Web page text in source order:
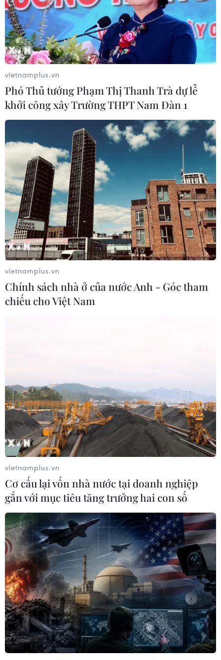
TIN CÙNG CHUYÊN MỤC
Cơ cấu lại vốn nhà nước tại doanh
nghiệp gắn với mục tiêu tăng trưởng
hai con số
07/08/2026 13:16
Bộ Tài chính: Thống nhất bốn
Chương trình mục tiêu quốc gia
thành một tổng thể
07/08/2026 13:06
Tháo gỡ dứt điểm vướng mắc hiện
hữu dự án Nhà máy điện hạt nhân
Ninh Thuận
07/08/2026 09:27
Masterise Homes đồng hành cùng
khách hàng trên toàn quốc với giải
vietnamplus.vn
Phó Thủ tướng Phạm Thị Thanh Trà dự lễ
khởi công xây Trường THPT Nam Đàn 1
vietnamplus.vn
Chính sách nhà ở của nước Anh - Góc tham
chiếu cho Việt Nam
vietnamplus.vn
Cơ cấu lại vốn nhà nước tại doanh nghiệp
gắn với mục tiêu tăng trưởng hai con số